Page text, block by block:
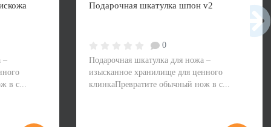
–
в с...
Подарочная шкатулка шпон v2
0
Подарочная шкатулка для ножа –
изысканное хранилище для ценного
клинкаПревратите обычный нож в с...